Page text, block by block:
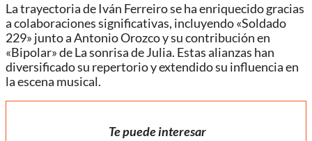
La trayectoria de Iván Ferreiro se ha enriquecido gracias
a colaboraciones significativas, incluyendo «Soldado
229» junto a Antonio Orozco y su contribución en
«Bipolar» de La sonrisa de Julia. Estas alianzas han
diversificado su repertorio y extendido su influencia en
la escena musical.
Te puede interesar